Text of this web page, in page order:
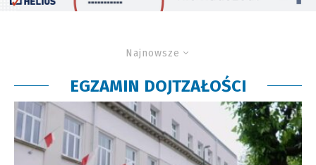
Najnowsze
EGZAMIN DOJTZAŁOŚCI